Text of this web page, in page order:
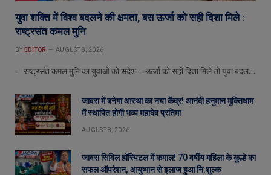
युवा शक्ति में विश्व बदलने की क्षमता, बस ऊर्जा को सही दिशा मिले :
राष्ट्रसंत कमल मुनि
BY EDITOR AUGUST 8, 2026
– राष्ट्रसंत कमल मुनि का युवाओं को संदेश—ऊर्जा को सही दिशा मिले तो युवा बदल…
जावरा में बनेगा आस्था का नया केंद्र! आनंदी हनुमान मुक्तिधाम
में स्थापित होगी भव्य महादेव प्रतिमा
AUGUST 8, 2026
जावरा सिविल हॉस्पिटल में कमाल! 70 वर्षीय महिला के कूल्हे का
सफल ऑपरेशन, आयुष्मान से इलाज हुआ नि:शुल्क